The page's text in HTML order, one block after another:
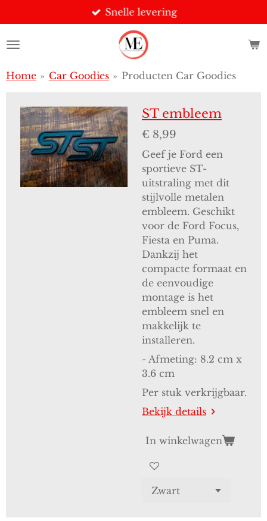
direct
naar
hoofdinhoud
Snelle levering
Home » Car Goodies » Producten Car Goodies
ST embleem
€ 8,99
Geef je Ford een
sportieve ST-
uitstraling met dit
stijlvolle metalen
embleem. Geschikt
voor de Ford Focus,
Fiesta en Puma.
Dankzij het
compacte formaat en
de eenvoudige
montage is het
embleem snel en
makkelijk te
installeren.
- Afmeting: 8.2 cm x
3.6 cm
Per stuk verkrijgbaar.
Bekijk details
In winkelwagen